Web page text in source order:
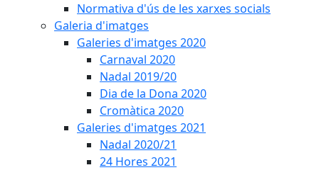
Normativa d'ús de les xarxes socials
Galeria d'imatges
Galeries d'imatges 2020
Carnaval 2020
Nadal 2019/20
Dia de la Dona 2020
Cromàtica 2020
Galeries d'imatges 2021
Nadal 2020/21
24 Hores 2021